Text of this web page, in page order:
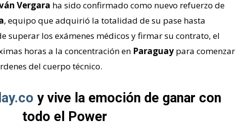
Vergara ha sido confirmado como nuevo refuerzo de
, equipo que adquirió la totalidad de su pase hasta
superar los exámenes médicos y firmar su contrato, el
horas a la concentración en Paraguay para comenzar
del cuerpo técnico.
y vive la emoción de ganar con
todo el Power